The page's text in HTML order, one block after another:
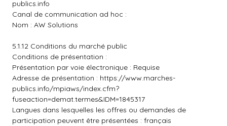
publics.info
Canal de communication ad hoc :
Nom : AW Solutions
5.1.12 Conditions du marché public
Conditions de présentation :
Présentation par voie électronique : Requise
Adresse de présentation : https://www.marches-
publics.info/mpiaws/index.cfm?
fuseaction=demat.termes&IDM=1845317
Langues dans lesquelles les offres ou demandes de
participation peuvent être présentées : français